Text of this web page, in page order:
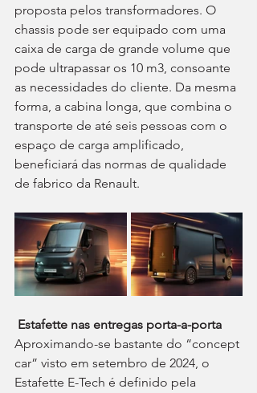
proposta pelos transformadores. O
chassis pode ser equipado com uma
caixa de carga de grande volume que
pode ultrapassar os 10 m3, consoante
as necessidades do cliente. Da mesma
forma, a cabina longa, que combina o
transporte de até seis pessoas com o
espaço de carga amplificado,
beneficiará das normas de qualidade
de fabrico da Renault.
Estafette nas entregas porta-a-porta
Aproximando-se bastante do “concept
car” visto em setembro de 2024, o
Estafette E-Tech é definido pela